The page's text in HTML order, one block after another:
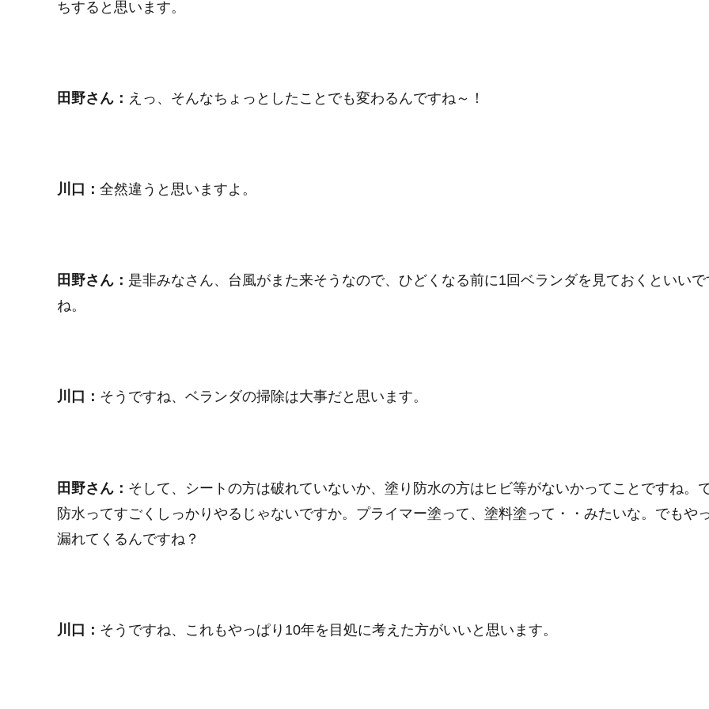
ちすると思います。
田野さん： えっ、そんなちょっとしたことでも変わるんですね～！
川口： 全然違うと思いますよ。
田野さん： 是非みなさん、台風がまた来そうなので、ひどくなる前に1回ベランダを見ておくといいで
ね。
川口： そうですね、ベランダの掃除は大事だと思います。
田野さん： そして、シートの方は破れていないか、塗り防水の方はヒビ等がないかってことですね。
防水ってすごくしっかりやるじゃないですか。プライマー塗って、塗料塗って・・みたいな。でもや
漏れてくるんですね？
川口： そうですね、これもやっぱり10年を目処に考えた方がいいと思います。